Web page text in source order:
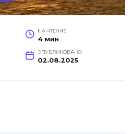
НА ЧТЕНИЕ
4 мин
ОПУБЛИКОВАНО
02.08.2025